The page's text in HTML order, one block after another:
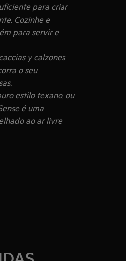
para criar
Cozinhe e
para servir e
y calzones
o seu
estilo texano, ou
é uma
ao ar livre